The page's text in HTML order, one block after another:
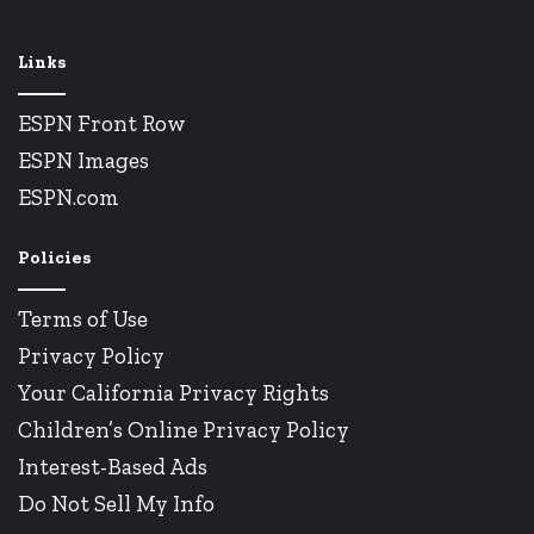
Links
ESPN Front Row
ESPN Images
ESPN.com
Policies
Terms of Use
Privacy Policy
Your California Privacy Rights
Children’s Online Privacy Policy
Interest-Based Ads
Do Not Sell My Info